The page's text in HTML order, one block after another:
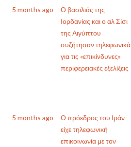
5 months ago
Ο βασιλιάς της
Ιορδανίας και ο αλ Σίσι
της Αιγύπτου
συζήτησαν τηλεφωνικά
για τις «επικίνδυνες»
περιφερειακές εξελίξεις
5 months ago
Ο πρόεδρος του Ιράν
είχε τηλεφωνική
επικοινωνία με τον